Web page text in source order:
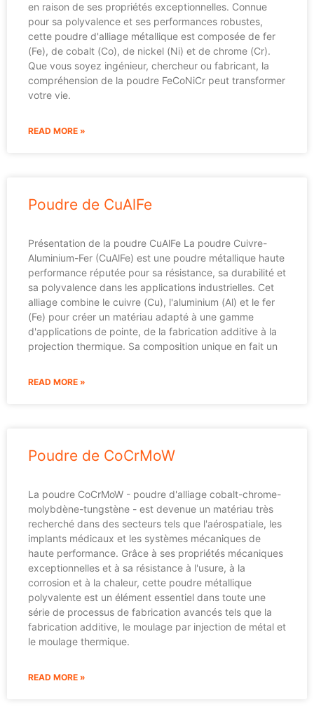
en raison de ses propriétés exceptionnelles. Connue
pour sa polyvalence et ses performances robustes,
cette poudre d'alliage métallique est composée de fer
(Fe), de cobalt (Co), de nickel (Ni) et de chrome (Cr).
Que vous soyez ingénieur, chercheur ou fabricant, la
compréhension de la poudre FeCoNiCr peut transformer
votre vie.
READ MORE »
Poudre de CuAlFe
Présentation de la poudre CuAlFe La poudre Cuivre-
Aluminium-Fer (CuAlFe) est une poudre métallique haute
performance réputée pour sa résistance, sa durabilité et
sa polyvalence dans les applications industrielles. Cet
alliage combine le cuivre (Cu), l'aluminium (Al) et le fer
(Fe) pour créer un matériau adapté à une gamme
d'applications de pointe, de la fabrication additive à la
projection thermique. Sa composition unique en fait un
READ MORE »
Poudre de CoCrMoW
La poudre CoCrMoW - poudre d'alliage cobalt-chrome-
molybdène-tungstène - est devenue un matériau très
recherché dans des secteurs tels que l'aérospatiale, les
implants médicaux et les systèmes mécaniques de
haute performance. Grâce à ses propriétés mécaniques
exceptionnelles et à sa résistance à l'usure, à la
corrosion et à la chaleur, cette poudre métallique
polyvalente est un élément essentiel dans toute une
série de processus de fabrication avancés tels que la
fabrication additive, le moulage par injection de métal et
le moulage thermique.
READ MORE »